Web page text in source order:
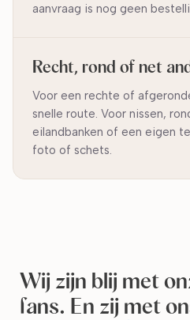
aanvraag is nog geen
Recht, rond of net
Voor een rechte of
snelle route. Voor nissen,
eilandbanken of een eigen
foto of schets.
Wij zijn blij met
fans. En zij met